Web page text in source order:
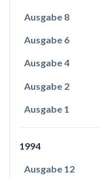
Ausgabe 8
Ausgabe 6
Ausgabe 4
Ausgabe 2
Ausgabe 1
1994
Ausgabe 12